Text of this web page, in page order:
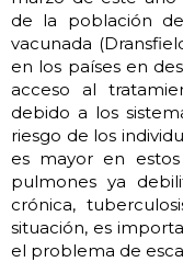
de la población
vacunada
en los países en
acceso al
debido a los
riesgo de los
es mayor en
pulmones ya
crónica,
situación, es
el problema de